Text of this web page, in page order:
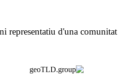
representatiu d'una comunitat
geoTLD.group